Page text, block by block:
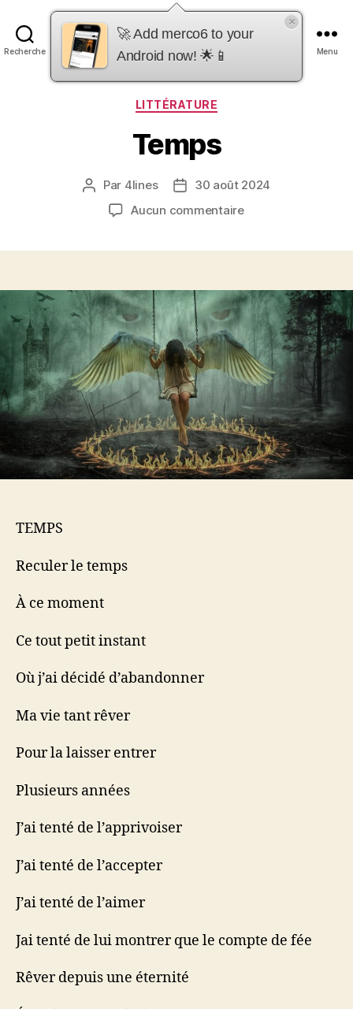
Recherche
merco6
Menu
Catégories
LITTÉRATURE
Temps
Auteur
l’article
Par 4lines
Date30 août 2024
Aucun commentairesur
TEMPS
Reculer le temps
À ce moment
Ce tout petit instant
Où j’ai décidé d’abandonner
Ma vie tant rêver
Pour la laisser entrer
Plusieurs années
J’ai tenté de l’apprivoiser
J’ai tenté de l’accepter
J’ai tenté de l’aimer
Jai tenté de lui montrer que le compte de fée
Rêver depuis une éternité
🚀 Add merco6 to your
Android now! 🌟📱
×